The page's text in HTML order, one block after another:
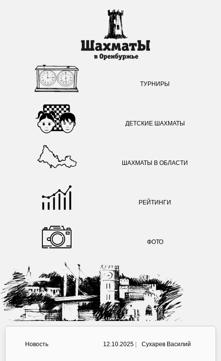
ТУРНИРЫ
ДЕТСКИЕ ШАХМАТЫ
ШАХМАТЫ В ОБЛАСТИ
РЕЙТИНГИ
ФОТО
Новость 12.10.2025 Сухарев Василий